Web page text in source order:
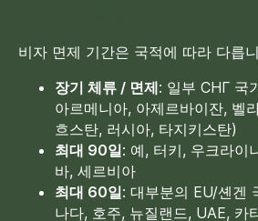
비자 면제 기간은 국적에 따라 다릅
장기 체류 / 면제: 일부 СНГ 국
아르메니아, 아제르바이잔, 벨
흐스탄, 러시아, 타지키스탄)
최대 90일: 예, 터키, 우크라이
바, 세르비아
최대 60일: 대부분의 EU/셴겐
나다, 호주, 뉴질랜드, UAE, 카